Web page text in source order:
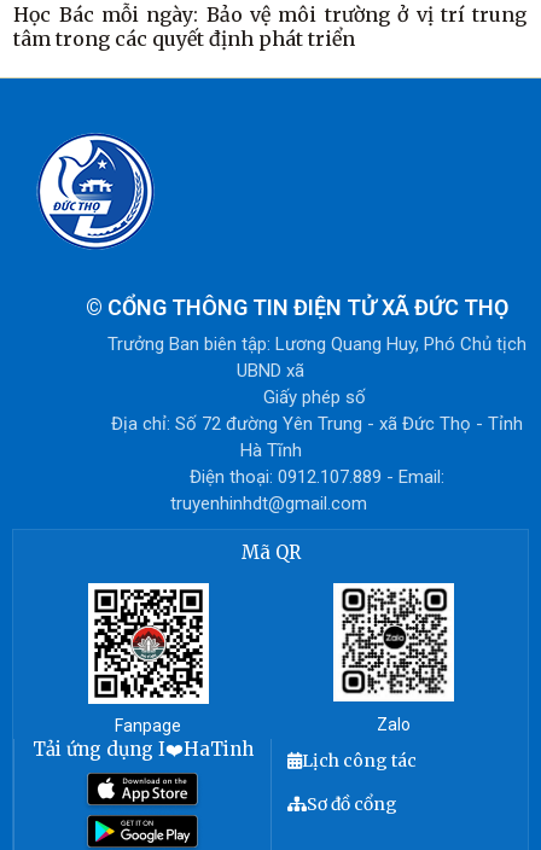
Học Bác mỗi ngày: Bảo vệ môi trường ở vị trí trung
tâm trong các quyết định phát triển
© CỔNG THÔNG TIN ĐIỆN TỬ XÃ ĐỨC THỌ
Trưởng Ban biên tập: Lương Quang Huy, Phó Chủ tịch
UBND xã
Giấy phép số
Địa chỉ: Số 72 đường Yên Trung - xã Đức Thọ - Tỉnh
Hà Tĩnh
Điện thoại: 0912.107.889 - Email:
truyenhinhdt@gmail.com
Mã QR
Fanpage Zalo
Tải ứng dụng I❤️HaTinh
Lịch công tác
Sơ đồ cổng